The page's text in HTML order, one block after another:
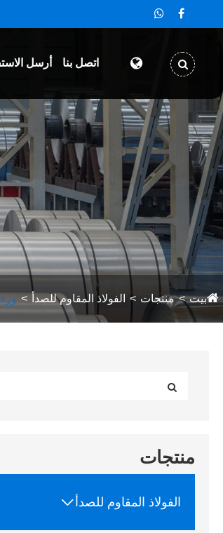
أرسل اتصل بنا
بيت منتجات الفولاذ المقاوم للصدأ
منتجات
الفولاذ المقاوم للصدأ